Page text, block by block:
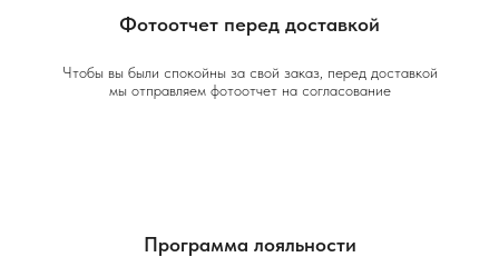
Фотоотчет перед доставкой
Чтобы вы были спокойны за свой заказ, перед доставкой
мы отправляем фотоотчет на согласование
Программа лояльности